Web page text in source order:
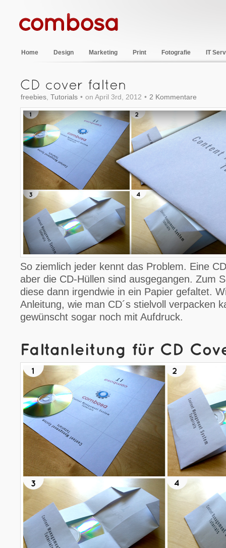
Home Design Marketing Print Fotografie IT
freebies Tutorials • on April 3rd, 2012 • 2 Kommentare
So ziemlich jeder kennt das Problem. Eine
aber die CD-Hüllen sind ausgegangen. Zum
diese dann irgendwie in ein Papier gefaltet.
Anleitung, wie man CD´s stielvoll verpacken
gewünscht sogar noch mit Aufdruck.